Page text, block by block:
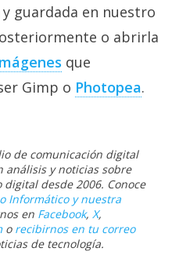
guardada en nuestro
o abrirla
que
Gimp o Photopea.
de comunicación digital
análisis y noticias sobre
desde 2006. Conoce
Informático y nuestra
en Facebook, X,
o recibirnos en tu correo
de tecnología.